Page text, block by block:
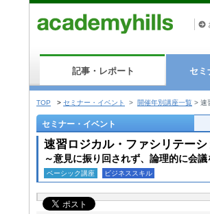
記事・レポート セミ
TOP > セミナー・イベント > 開催年別講座一覧 > 速
セミナー・イベント
速習ロジカル・ファシリテー
～意見に振り回されず、論理的に会
ベーシック講座 ビジネススキル